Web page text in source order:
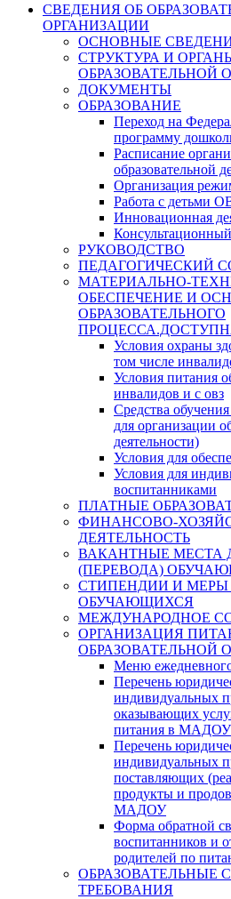
СВЕДЕНИЯ ОБ
ОРГАНИЗАЦИИ
ОСНОВНЫЕ
СТРУКТУРА И
ОБРАЗОВАТЕЛЬНОЙ
ДОКУМЕНТЫ
ОБРАЗОВАНИЕ
Переход на
программу
Расписание
образовательной
Организация
Работа с детьми
Инновационная
РУКОВОДСТВО
ПЕДАГОГИЧЕСКИЙ
МАТЕРИАЛЬНО-
ОБЕСПЕЧЕНИЕ И
ОБРАЗОВАТЕЛЬНОГО
Условия охраны
том числе
Условия питания
инвалидов и с овз
Средства
для организации
деятельности)
Условия для
Условия для
воспитанниками
ПЛАТНЫЕ
ФИНАНСОВО-
ДЕЯТЕЛЬНОСТЬ
ВАКАНТНЫЕ МЕСТА
(ПЕРЕВОДА)
СТИПЕНДИИ И МЕРЫ
ОБУЧАЮЩИХСЯ
МЕЖДУНАРОДНОЕ
ОРГАНИЗАЦИЯ
ОБРАЗОВАТЕЛЬНОЙ
Меню
Перечень
индивидуальных
оказывающих
питания в МАДОУ
Перечень
индивидуальных
поставляющих
продукты и
МАДОУ
Форма обратной
воспитанников и
родителей по
ОБРАЗОВАТЕЛЬНЫЕ
ТРЕБОВАНИЯ